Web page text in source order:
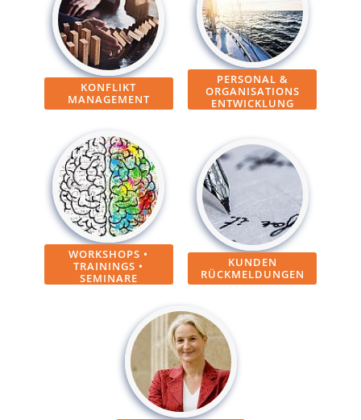
KONFLIKT
MANAGEMENT
PERSONAL &
ORGANISATIONS
ENTWICKLUNG
WORKSHOPS •
TRAININGS •
SEMINARE
KUNDEN
RÜCKMELDUNGEN